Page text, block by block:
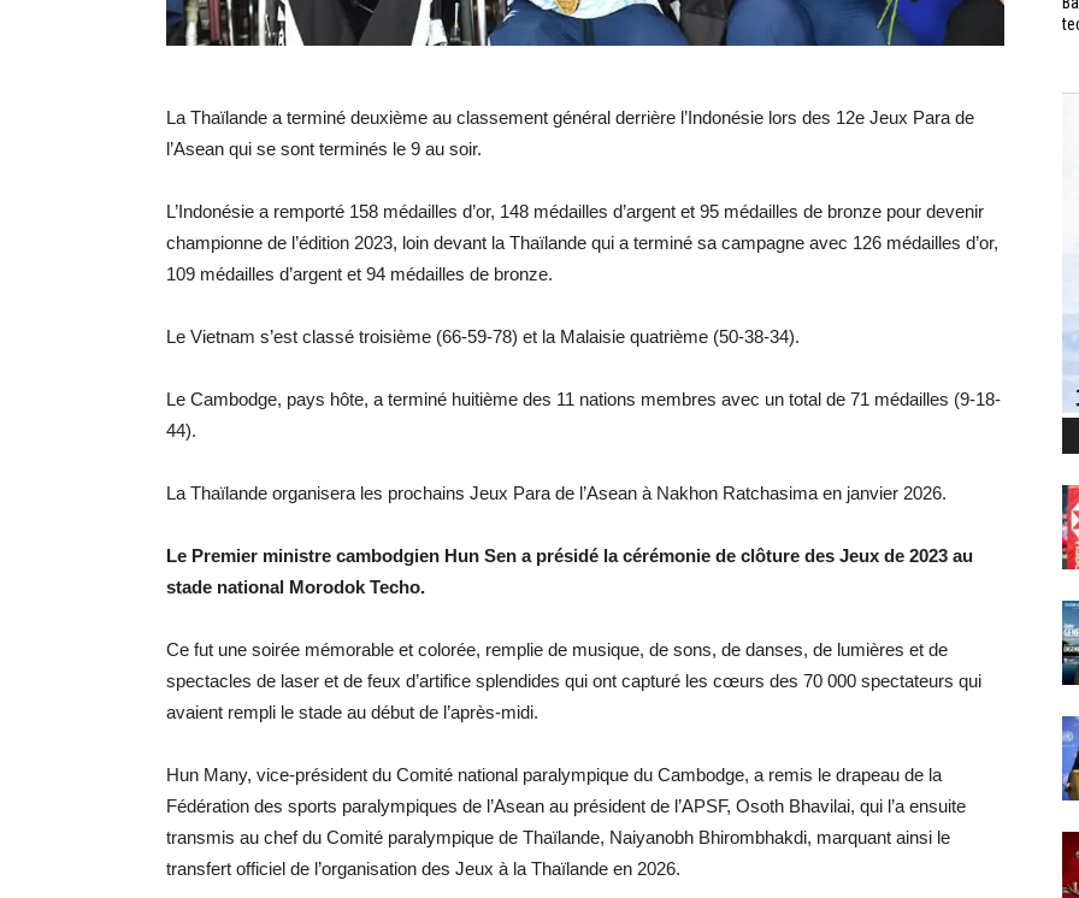
La Thaïlande a terminé deuxième au classement général derrière l’Indonésie lors des 12e Jeux Para de
l’Asean qui se sont terminés le 9 au soir.
L’Indonésie a remporté 158 médailles d’or, 148 médailles d’argent et 95 médailles de bronze pour devenir
championne de l’édition 2023, loin devant la Thaïlande qui a terminé sa campagne avec 126 médailles d’or,
109 médailles d’argent et 94 médailles de bronze.
Le Vietnam s’est classé troisième (66-59-78) et la Malaisie quatrième (50-38-34).
Le Cambodge, pays hôte, a terminé huitième des 11 nations membres avec un total de 71 médailles (9-18-
44).
La Thaïlande organisera les prochains Jeux Para de l’Asean à Nakhon Ratchasima en janvier 2026.
Le Premier ministre cambodgien Hun Sen a présidé la cérémonie de clôture des Jeux de 2023 au
stade national Morodok Techo.
Ce fut une soirée mémorable et colorée, remplie de musique, de sons, de danses, de lumières et de
spectacles de laser et de feux d’artifice splendides qui ont capturé les cœurs des 70 000 spectateurs qui
avaient rempli le stade au début de l’après-midi.
Hun Many, vice-président du Comité national paralympique du Cambodge, a remis le drapeau de la
Fédération des sports paralympiques de l’Asean au président de l’APSF, Osoth Bhavilai, qui l’a ensuite
transmis au chef du Comité paralympique de Thaïlande, Naiyanobh Bhirombhakdi, marquant ainsi le
transfert officiel de l’organisation des Jeux à la Thaïlande en 2026.